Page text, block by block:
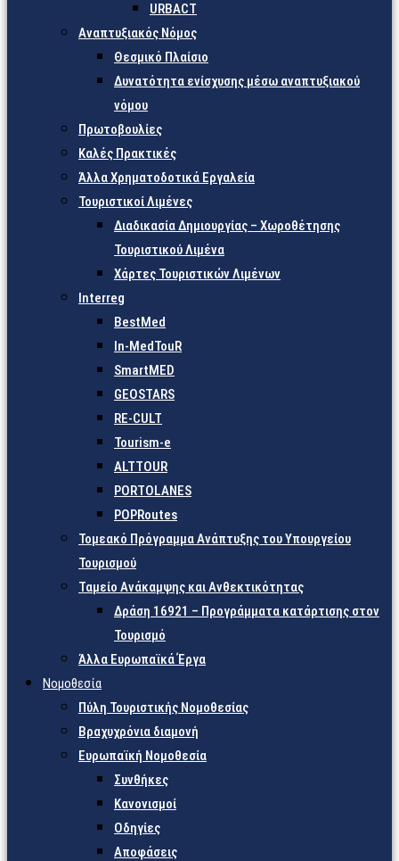
URBACT
Αναπτυξιακός Νόμος
Θεσμικό Πλαίσιο
Δυνατότητα ενίσχυσης μέσω αναπτυξιακού
νόμου
Πρωτοβουλίες
Καλές Πρακτικές
Άλλα Χρηματοδοτικά Εργαλεία
Τουριστικοί Λιμένες
Διαδικασία Δημιουργίας – Χωροθέτησης
Τουριστικού Λιμένα
Χάρτες Τουριστικών Λιμένων
Interreg
BestMed
In-MedTouR
SmartMED
GEOSTARS
RE-CULT
Tourism-e
ALTTOUR
PORTOLANES
POPRoutes
Τομεακό Πρόγραμμα Ανάπτυξης του Υπουργείου
Τουρισμού
Ταμείο Ανάκαμψης και Ανθεκτικότητας
Δράση 16921 – Προγράμματα κατάρτισης στον
Τουρισμό
Άλλα Ευρωπαϊκά Έργα
Νομοθεσία
Πύλη Τουριστικής Νομοθεσίας
Βραχυχρόνια διαμονή
Ευρωπαϊκή Νομοθεσία
Συνθήκες
Κανονισμοί
Οδηγίες
Αποφάσεις